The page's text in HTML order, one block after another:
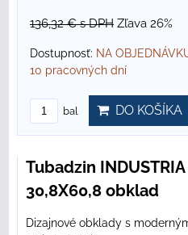
136,32 €s DPH Zľava 26%
Dostupnosť: NA
10 pracovných dní
bal DO KOŠÍKA
Tubadzin INDUSTRIA
30,8X60,8 obklad
Dizajnové obklady s